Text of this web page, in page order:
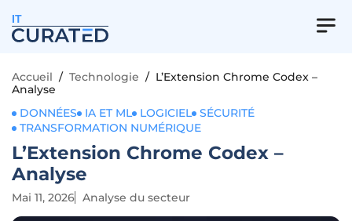
IT
Accueil / Technologie / L’Extension Chrome Codex –
Analyse
DONNÉES
IA ET ML LOGICIEL SÉCURITÉ
TRANSFORMATION NUMÉRIQUE
L’Extension Chrome Codex –
Analyse
Mai 11, 2026 Analyse du secteur